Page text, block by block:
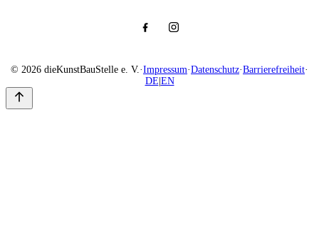
© 2026 dieKunstBauStelle e. V. ·Impressum·Datenschutz·Barrierefreiheit·
DE|EN